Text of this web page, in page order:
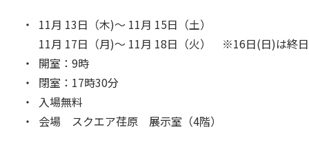
11月 13日（木)～ 11月 15日（土）
11月 17日（月)～ 11月 18日（火） ※16日(日)は終
開室：9時
閉室：17時30分
入場無料
会場 スクエア荏原 展示室（4階）